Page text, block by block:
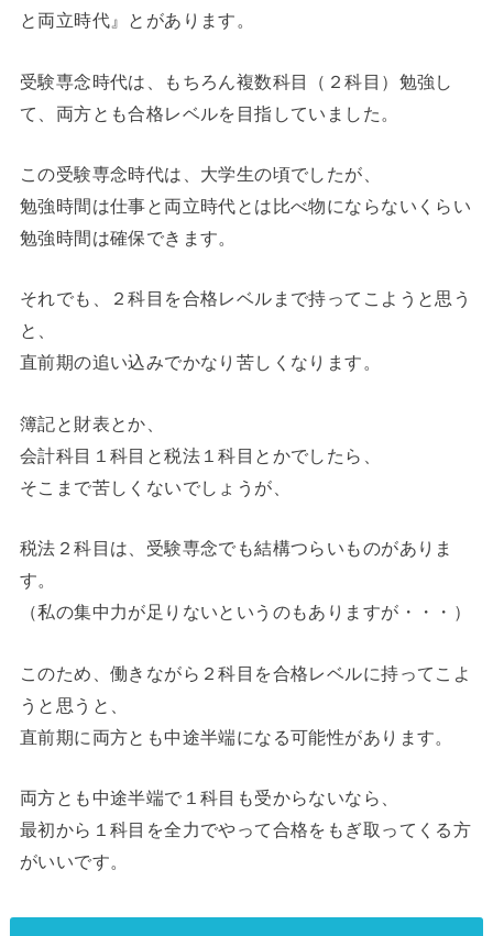
と両立時代』とがあります。
受験専念時代は、もちろん複数科目（２科目）勉強し
て、両方とも合格レベルを目指していました。
この受験専念時代は、大学生の頃でしたが、
勉強時間は仕事と両立時代とは比べ物にならないくらい
勉強時間は確保できます。
それでも、２科目を合格レベルまで持ってこようと思う
と、
直前期の追い込みでかなり苦しくなります。
簿記と財表とか、
会計科目１科目と税法１科目とかでしたら、
そこまで苦しくないでしょうが、
税法２科目は、受験専念でも結構つらいものがありま
す。
（私の集中力が足りないというのもありますが・・・）
このため、働きながら２科目を合格レベルに持ってこよ
うと思うと、
直前期に両方とも中途半端になる可能性があります。
両方とも中途半端で１科目も受からないなら、
最初から１科目を全力でやって合格をもぎ取ってくる方
がいいです。